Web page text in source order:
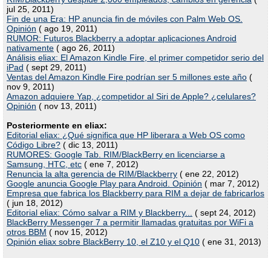
jul 25, 2011)
Fin de una Era: HP anuncia fin de móviles con Palm Web OS.
Opinión ( ago 19, 2011)
RUMOR: Futuros Blackberry a adoptar aplicaciones Android
nativamente ( ago 26, 2011)
Análisis eliax: El Amazon Kindle Fire, el primer competidor serio del
iPad ( sept 29, 2011)
Ventas del Amazon Kindle Fire podrían ser 5 millones este año (
nov 9, 2011)
Amazon adquiere Yap, ¿competidor al Siri de Apple? ¿celulares?
Opinión ( nov 13, 2011)
Posteriormente en eliax:
Editorial eliax: ¿Qué significa que HP liberara a Web OS como
Código Libre? ( dic 13, 2011)
RUMORES: Google Tab. RIM/BlackBerry en licenciarse a
Samsung, HTC, etc ( ene 7, 2012)
Renuncia la alta gerencia de RIM/Blackberry ( ene 22, 2012)
Google anuncia Google Play para Android. Opinión ( mar 7, 2012)
Empresa que fabrica los Blackberry para RIM a dejar de fabricarlos
( jun 18, 2012)
Editorial eliax: Cómo salvar a RIM y Blackberry...
( sept 24, 2012)
BlackBerry Messenger 7 a permitir llamadas gratuitas por WiFi a
otros BBM ( nov 15, 2012)
Opinión eliax sobre BlackBerry 10, el Z10 y el Q10 ( ene 31, 2013)